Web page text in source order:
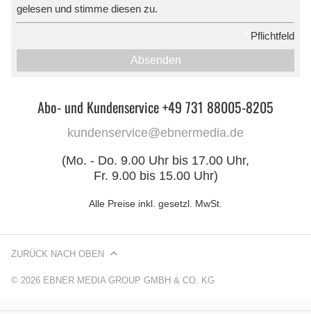
gelesen und stimme diesen zu.
Pflichtfeld
Absenden
Abo- und Kundenservice +49 731 88005-8205
kundenservice@ebnermedia.de
(Mo. - Do. 9.00 Uhr bis 17.00 Uhr,
Fr. 9.00 bis 15.00 Uhr)
Alle Preise inkl. gesetzl. MwSt.
© 2026 EBNER MEDIA GROUP GMBH & CO. KG
ZURÜCK NACH OBEN